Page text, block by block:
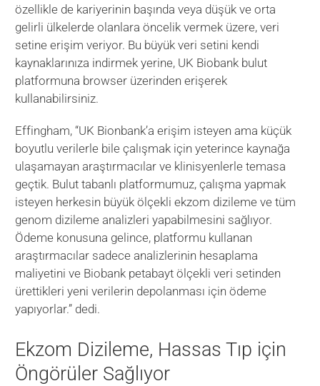
özellikle de kariyerinin başında veya düşük ve orta
gelirli ülkelerde olanlara öncelik vermek üzere, veri
setine erişim veriyor. Bu büyük veri setini kendi
kaynaklarınıza indirmek yerine, UK Biobank bulut
platformuna browser üzerinden erişerek
kullanabilirsiniz.
Effingham, “UK Bionbank’a erişim isteyen ama küçük
boyutlu verilerle bile çalışmak için yeterince kaynağa
ulaşamayan araştırmacılar ve klinisyenlerle temasa
geçtik. Bulut tabanlı platformumuz, çalışma yapmak
isteyen herkesin büyük ölçekli ekzom dizileme ve tüm
genom dizileme analizleri yapabilmesini sağlıyor.
Ödeme konusuna gelince, platformu kullanan
araştırmacılar sadece analizlerinin hesaplama
maliyetini ve Biobank petabayt ölçekli veri setinden
ürettikleri yeni verilerin depolanması için ödeme
yapıyorlar.” dedi.
Ekzom Dizileme, Hassas Tıp için
Öngörüler Sağlıyor